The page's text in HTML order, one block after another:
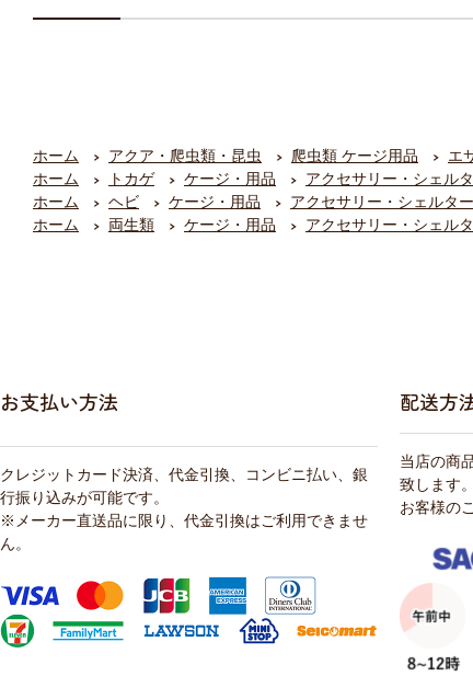
ホーム アクア・爬虫類・昆虫 爬虫類 ケージ用品 エ
ホーム
トカゲ ケージ・用品 アクセサリー・シェル
ホーム
ヘビ ケージ・用品 アクセサリー・シェルター
ホーム
両生類 ケージ・用品 アクセサリー・シェル
お支払い方法
クレジットカード決済、代金引換、コンビニ払い、銀
行振り込みが可能です。
※メーカー直送品に限り、代金引換はご利用できませ
ん。
配送方
当店の商
致します。
お客様の